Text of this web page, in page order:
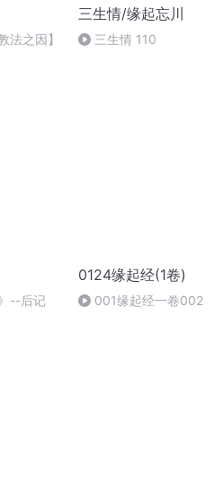
法之因】
三生情/缘起忘川
三生情 110
--后记
0124缘起经(1卷)
001缘起经一卷002